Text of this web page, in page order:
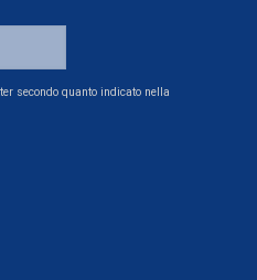
secondo quanto indicato nella